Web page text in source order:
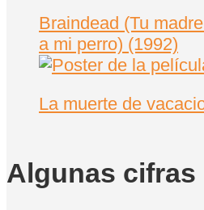
Braindead (Tu
a mi perro) (1992)
La muerte de
Algunas cifras